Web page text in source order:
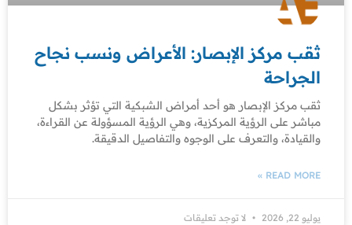
ثقب مركز الإبصار: الأعراض ونسب نجاح
الجراحة
ثقب مركز الإبصار هو أحد أمراض الشبكية التي تؤثر بشكل
مباشر على الرؤية المركزية، وهي الرؤية المسؤولة عن القراءة،
والقيادة، والتعرف على الوجوه والتفاصيل الدقيقة.
READ MORE »
يوليو 22, 2026 لا توجد تعليقات